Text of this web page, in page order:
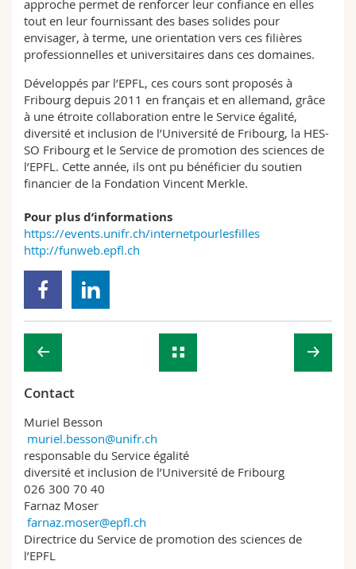
approche permet de renforcer leur confiance en elles
tout en leur fournissant des bases solides pour
envisager, à terme, une orientation vers ces filières
professionnelles et universitaires dans ces domaines.
Développés par l’EPFL, ces cours sont proposés à
Fribourg depuis 2011 en français et en allemand, grâce
à une étroite collaboration entre le Service égalité,
diversité et inclusion de l’Université de Fribourg, la HES-
SO Fribourg et le Service de promotion des sciences de
l’EPFL. Cette année, ils ont pu bénéficier du soutien
financier de la Fondation Vincent Merkle.
Pour plus d’informations
https://events.unifr.ch/internetpourlesfilles
http://funweb.epfl.ch
Contact
Muriel Besson
muriel.besson@unifr.ch
responsable du Service égalité
diversité et inclusion de l’Université de Fribourg
026 300 70 40
Farnaz Moser
farnaz.moser@epfl.ch
Directrice du Service de promotion des sciences de
l’EPFL